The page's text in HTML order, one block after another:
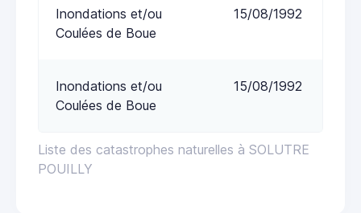
Liste des catastrophes naturelles à SOLUTRE
POUILLY
Inondations et/ou
Coulées de Boue
15/08/1992
Inondations et/ou
Coulées de Boue
15/08/1992